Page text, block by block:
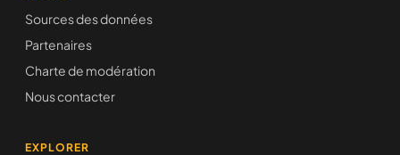
Sources des données
Partenaires
Charte de modération
Nous contacter
EXPLORER